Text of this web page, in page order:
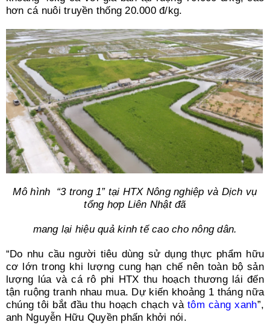
hơn cá nuôi truyền thống 20.000 đ/kg.
Mô hình “3 trong 1” tại HTX Nông nghiệp và Dịch vụ
tổng hợp Liên Nhật đã
mang lại hiệu quả kinh tế cao cho nông dân.
“Do nhu cầu người tiêu dùng sử dụng thực phẩm hữu
cơ lớn trong khi lượng cung hạn chế nên toàn bộ sản
lượng lúa và cá rô phi HTX thu hoạch thương lái đến
tận ruộng tranh nhau mua. Dự kiến khoảng 1 tháng nữa
chúng tôi bắt đầu thu hoạch chạch vàtôm càng xanh”,
anh Nguyễn Hữu Quyền phấn khởi nói.